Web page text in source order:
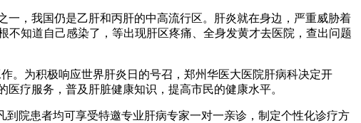
，我国仍是乙肝和丙肝的中高流行区。肝炎就在身边，严重威胁着
知道自己感染了，等出现肝区疼痛、全身发黄才去医院，查出问题
为积极响应世界肝炎日的号召，郑州华医大医院肝病科决定开
疗服务，普及肝脏健康知识，提高市民的健康水平。
院患者均可享受特邀专业肝病专家一对一亲诊，制定个性化诊疗方